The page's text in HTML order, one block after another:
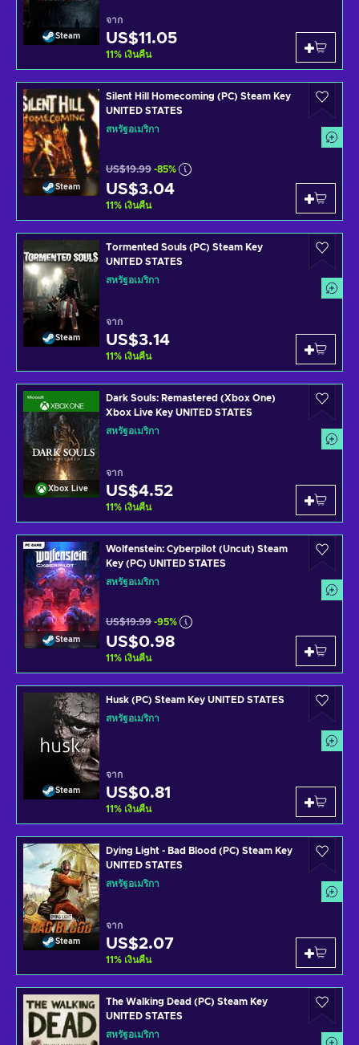
Steam
จาก
US$11.05
11% เงินคืน
Steam
Silent Hill Homecoming (PC) Steam Key
UNITED STATES
สหรัฐอเมริกา
US$19.99 -85%
US$3.04
11% เงินคืน
Steam
Tormented Souls (PC) Steam Key
UNITED STATES
สหรัฐอเมริกา
จาก
US$3.14
11% เงินคืน
Xbox Live
Dark Souls: Remastered (Xbox One)
Xbox Live Key UNITED STATES
สหรัฐอเมริกา
จาก
US$4.52
11% เงินคืน
Steam
Wolfenstein: Cyberpilot (Uncut) Steam
Key (PC) UNITED STATES
สหรัฐอเมริกา
US$19.99 -95%
US$0.98
11% เงินคืน
Steam
Husk (PC) Steam Key UNITED STATES
สหรัฐอเมริกา
จาก
US$0.81
11% เงินคืน
Steam
Dying Light - Bad Blood (PC) Steam Key
UNITED STATES
สหรัฐอเมริกา
จาก
US$2.07
11% เงินคืน
The Walking Dead (PC) Steam Key
UNITED STATES
สหรัฐอเมริกา